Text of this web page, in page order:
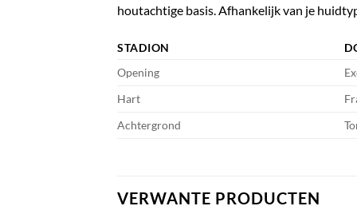
houtachtige basis. Afhankelijk van je
STADION
Opening
Hart
Achtergrond
VERWANTE PRODUCTEN